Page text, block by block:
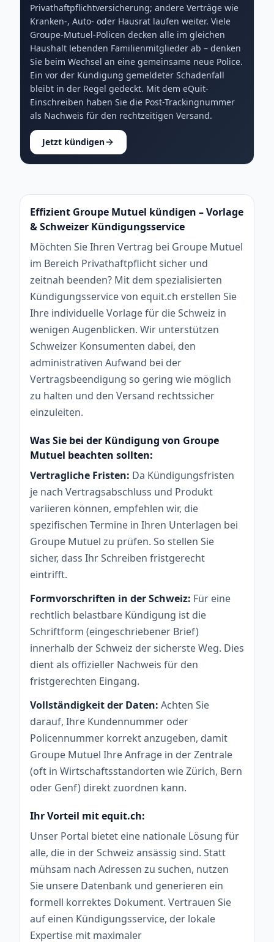
Privathaftpflichtversicherung; andere Verträge wie
Kranken-, Auto- oder Hausrat laufen weiter. Viele
Groupe-Mutuel-Policen decken alle im gleichen
Haushalt lebenden Familienmitglieder ab – denken
Sie beim Wechsel an eine gemeinsame neue Police.
Ein vor der Kündigung gemeldeter Schadenfall
bleibt in der Regel gedeckt. Mit dem eQuit-
Einschreiben haben Sie die Post-Trackingnummer
als Nachweis für den rechtzeitigen Versand.
Jetzt kündigen
Effizient Groupe Mutuel kündigen – Vorlage
& Schweizer Kündigungsservice
Möchten Sie Ihren Vertrag bei Groupe Mutuel
im Bereich Privathaftpflicht sicher und
zeitnah beenden? Mit dem spezialisierten
Kündigungsservice von equit.ch erstellen Sie
Ihre individuelle Vorlage für die Schweiz in
wenigen Augenblicken. Wir unterstützen
Schweizer Konsumenten dabei, den
administrativen Aufwand bei der
Vertragsbeendigung so gering wie möglich
zu halten und den Versand rechtssicher
einzuleiten.
Was Sie bei der Kündigung von Groupe
Mutuel beachten sollten:
Vertragliche Fristen: Da Kündigungsfristen
je nach Vertragsabschluss und Produkt
variieren können, empfehlen wir, die
spezifischen Termine in Ihren Unterlagen bei
Groupe Mutuel zu prüfen. So stellen Sie
sicher, dass Ihr Schreiben fristgerecht
eintrifft.
Formvorschriften in der Schweiz: Für eine
rechtlich belastbare Kündigung ist die
Schriftform (eingeschriebener Brief)
innerhalb der Schweiz der sicherste Weg. Dies
dient als offizieller Nachweis für den
fristgerechten Eingang.
Vollständigkeit der Daten: Achten Sie
darauf, Ihre Kundennummer oder
Policennummer korrekt anzugeben, damit
Groupe Mutuel Ihre Anfrage in der Zentrale
(oft in Wirtschaftsstandorten wie Zürich, Bern
oder Genf) direkt zuordnen kann.
Ihr Vorteil mit equit.ch:
Unser Portal bietet eine nationale Lösung für
alle, die in der Schweiz ansässig sind. Statt
mühsam nach Adressen zu suchen, nutzen
Sie unsere Datenbank und generieren ein
formell korrektes Dokument. Vertrauen Sie
auf einen Kündigungsservice, der lokale
Expertise mit maximaler